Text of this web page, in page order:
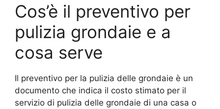
Cos’è il preventivo per
pulizia grondaie e a
cosa serve
Il preventivo per la pulizia delle grondaie è un
documento che indica il costo stimato per il
servizio di pulizia delle grondaie di una casa o